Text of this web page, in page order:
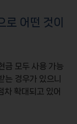
로 어떤 것이
금 모두 사용 가능
는 경우가 있으니
차 확대되고 있어